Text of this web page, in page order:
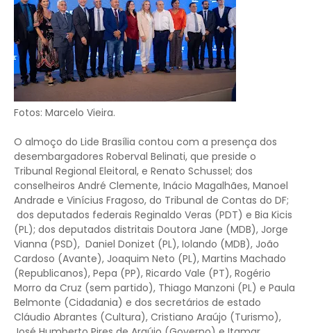
Fotos: Marcelo Vieira.
O almoço do Lide Brasília contou com a presença dos
desembargadores Roberval Belinati, que preside o
Tribunal Regional Eleitoral, e Renato Schussel; dos
conselheiros André Clemente, Inácio Magalhães, Manoel
Andrade e Vinícius Fragoso, do Tribunal de Contas do DF;
dos deputados federais Reginaldo Veras (PDT) e Bia Kicis
(PL); dos deputados distritais Doutora Jane (MDB), Jorge
Vianna (PSD), Daniel Donizet (PL), Iolando (MDB), João
Cardoso (Avante), Joaquim Neto (PL), Martins Machado
(Republicanos), Pepa (PP), Ricardo Vale (PT), Rogério
Morro da Cruz (sem partido), Thiago Manzoni (PL) e Paula
Belmonte (Cidadania) e dos secretários de estado
Cláudio Abrantes (Cultura), Cristiano Araújo (Turismo),